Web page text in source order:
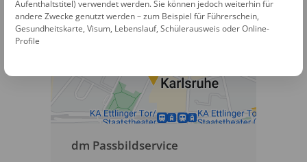
dm Passbildservice
Aufenthaltstitel) verwendet werden. Sie können jedoch weiterhin für
andere Zwecke genutzt werden – zum Beispiel für Führerschein,
Gesundheitskarte, Visum, Lebenslauf, Schülerausweis oder Online-
Profile